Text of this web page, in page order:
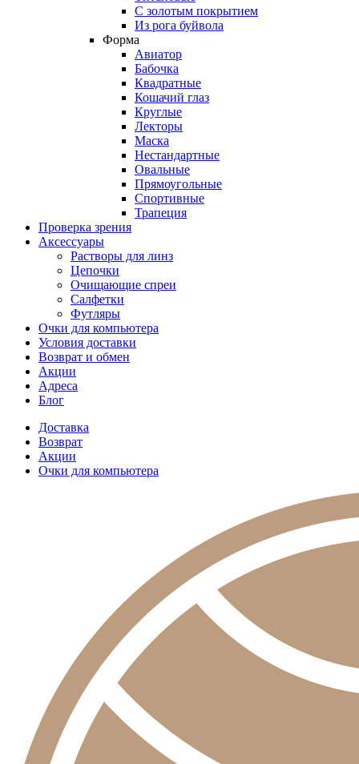
С золотым покрытием
Из рога буйвола
Форма
Авиатор
Бабочка
Квадратные
Кошачий глаз
Круглые
Лекторы
Маска
Нестандартные
Овальные
Прямоугольные
Спортивные
Трапеция
Проверка зрения
Аксессуары
Растворы для линз
Цепочки
Очищающие спреи
Салфетки
Футляры
Очки для компьютера
Условия доставки
Возврат и обмен
Акции
Адреса
Блог
Доставка
Возврат
Акции
Очки для компьютера